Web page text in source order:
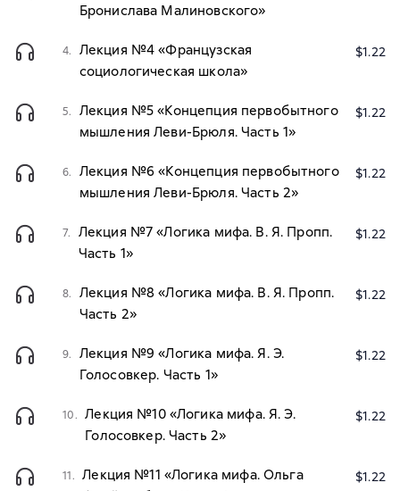
Бронислава Малиновского»
4.
Лекция №4 «Французская
социологическая школа»
$1.22
5.
Лекция №5 «Концепция первобытного
мышления Леви-Брюля. Часть 1»
$1.22
6.
Лекция №6 «Концепция первобытного
мышления Леви-Брюля. Часть 2»
$1.22
7.
Лекция №7 «Логика мифа. В. Я. Пропп.
Часть 1»
$1.22
8.
Лекция №8 «Логика мифа. В. Я. Пропп.
Часть 2»
$1.22
9.
Лекция №9 «Логика мифа. Я. Э.
Голосовкер. Часть 1»
$1.22
10. Лекция №10 «Логика мифа. Я. Э.
Голосовкер. Часть 2»
$1.22
11. Лекция №11 «Логика мифа. Ольга
$1.22